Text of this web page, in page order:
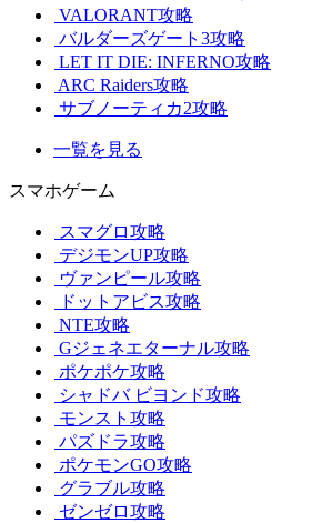
VALORANT攻略
バルダーズゲート3攻略
LET IT DIE: INFERNO攻略
ARC Raiders攻略
サブノーティカ2攻略
一覧を見る
スマホゲーム
スマグロ攻略
デジモンUP攻略
ヴァンピール攻略
ドットアビス攻略
NTE攻略
Gジェネエターナル攻略
ポケポケ攻略
シャドバ ビヨンド攻略
モンスト攻略
パズドラ攻略
ポケモンGO攻略
グラブル攻略
ゼンゼロ攻略